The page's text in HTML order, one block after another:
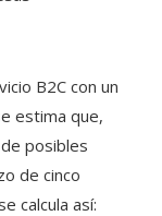
B2C con un
estima que,
posibles
de cinco
calcula así: